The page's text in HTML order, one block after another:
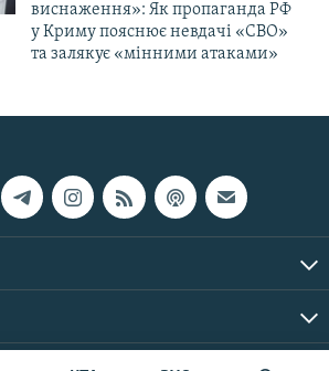
виснаження»: Як пропаганда РФ
у Криму пояснює невдачі «СВО»
та залякує «мінними атаками»